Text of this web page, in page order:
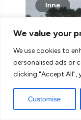
We value your
We use cookies to
personalised ads or
clicking "Accept All",
Customise
Inne
Igor Dlugosz